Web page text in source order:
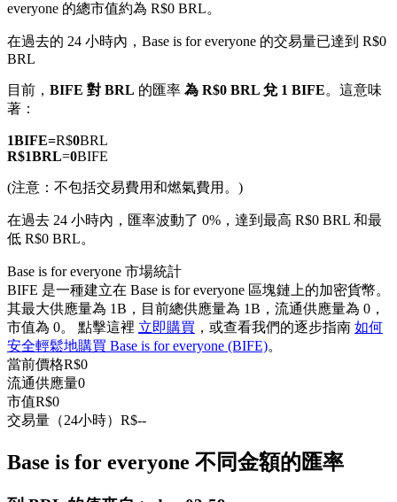
以數字貨幣為保證金的永續合約
TradFi
USDC永續
多種以USDC結算的永續合約
everyone 的總市值約為 R$0 BRL。
在過去的 24 小時內，Base is for everyone 的交易量已達到 R$0
BRL
目前， BIFE 對 BRL 的匯率 為 R$0 BRL 兌 1 BIFE。這意味
著：
1BIFE=R$0BRL
R$1BRL=0BIFE
(注意：不包括交易費用和燃氣費用。)
在過去 24 小時內，匯率波動了 0%，達到最高 R$0 BRL 和最
低 R$0 BRL。
Base is for everyone 市場統計
BIFE 是一種建立在 Base is for everyone 區塊鏈上的加密貨幣。
其最大供應量為 1B，目前總供應量為 1B，流通供應量為 0，
市值為 0。 點擊這裡 立即購買 ，或查看我們的逐步指南 如何
安全輕鬆地購買 Base is for everyone (BIFE)。
當前價格R$0
流通供應量0
市值R$0
交易量（24小時） R$--
Base is for everyone 不同金額的匯率